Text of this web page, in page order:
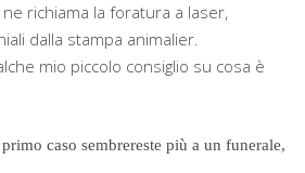
richiama la foratura a laser,
dalla stampa animalier.
mio piccolo consiglio su cosa è
caso sembrereste più a un funerale,